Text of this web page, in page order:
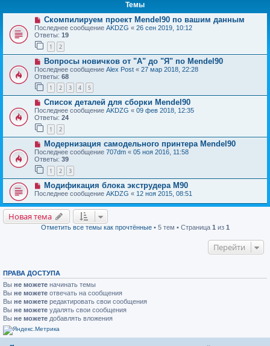
Темы
Скомпилируем проект Mendel90 по вашим данным
Последнее сообщение AKDZG « 26 сен 2019, 10:12
Ответы: 19
1 2
Вопросы новичков от "А" до "Я" по Mendel90
Последнее сообщение Alex Post « 27 мар 2018, 22:28
Ответы: 68
1 2 3 4 5
Список деталей для сборки Mendel90
Последнее сообщение AKDZG « 09 фев 2018, 12:35
Ответы: 24
1 2
Модернизация самодельного принтера Mendel90
Последнее сообщение 707dm « 05 ноя 2016, 11:58
Ответы: 39
1 2 3
Модификация блока экструдера M90
Последнее сообщение AKDZG « 12 ноя 2015, 08:51
Новая тема
Отметить все темы как прочтённые• 5 тем • Страница 1 из 1
Перейти
ПРАВА ДОСТУПА
Вы не можете начинать темы
Вы не можете отвечать на сообщения
Вы не можете редактировать свои сообщения
Вы не можете удалять свои сообщения
Вы не можете добавлять вложения